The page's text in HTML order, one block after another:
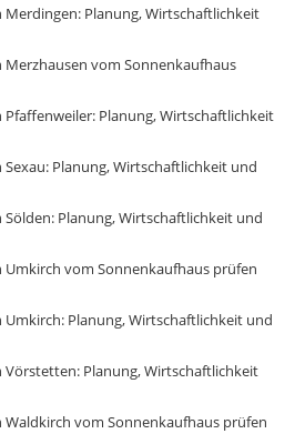
Merdingen: Planung, Wirtschaftlichkeit
Merzhausen vom Sonnenkaufhaus
Pfaffenweiler: Planung, Wirtschaftlichkeit
Sexau: Planung, Wirtschaftlichkeit und
Sölden: Planung, Wirtschaftlichkeit und
Umkirch vom Sonnenkaufhaus prüfen
Umkirch: Planung, Wirtschaftlichkeit und
Vörstetten: Planung, Wirtschaftlichkeit
Waldkirch vom Sonnenkaufhaus prüfen